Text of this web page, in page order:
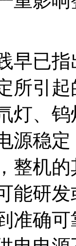
早已
所引
灯、
源稳
整机
能研
准确